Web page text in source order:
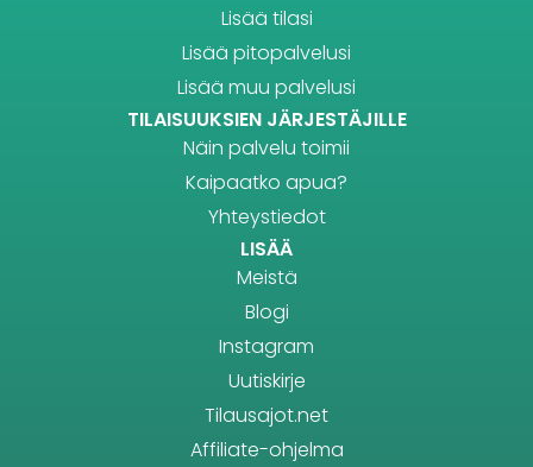
Lisää tilasi
Lisää pitopalvelusi
Lisää muu palvelusi
TILAISUUKSIEN JÄRJESTÄJILLE
Näin palvelu toimii
Kaipaatko apua?
Yhteystiedot
LISÄÄ
Meistä
Blogi
Instagram
Uutiskirje
Tilausajot.net
Affiliate-ohjelma